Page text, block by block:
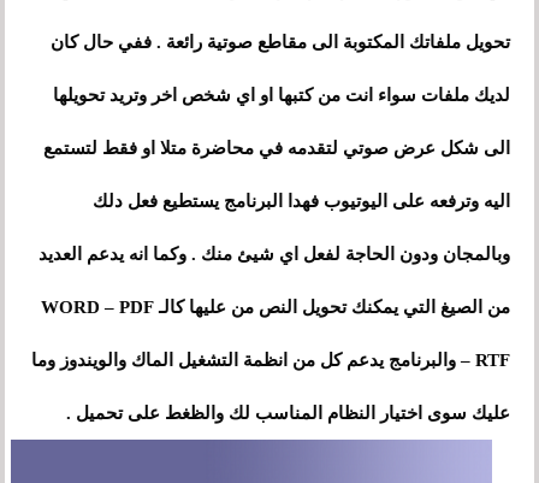
تحويل ملفاتك المكتوبة الى مقاطع صوتية رائعة . ففي حال كان
لديك ملفات سواء انت من كتبها او اي شخص اخر وتريد تحويلها
الى شكل عرض صوتي لتقدمه في محاضرة متلا او فقط لتستمع
اليه وترفعه على اليوتيوب فهدا البرنامج يستطيع فعل دلك
وبالمجان ودون الحاجة لفعل اي شيئ منك . وكما انه يدعم العديد
من الصيغ التي يمكنك تحويل النص من عليها كالـ WORD – PDF
– RTF والبرنامج يدعم كل من انظمة التشغيل الماك والويندوز وما
عليك سوى اختيار النظام المناسب لك والظغط على تحميل .